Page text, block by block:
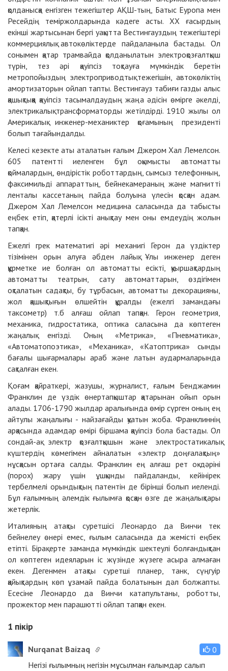
қолданысқа енгізген тежегіштер АҚШ-тың, Батыс Еуропа мен
Ресейдің теміржолдарында кәдеге асты. ХХ ғасырдың
екінші жартысынан бергі уақытта Вестингауздың тежегіштері
коммерциялық автокөліктерде пайдаланыла бастады. Ол
сонымен қатар трамвайда қолданылатын электроқозғалтқыш
түрін, тез әрі қауіпсіз тоқтауға мүмкіндік беретін
метропойыздың электроприводтық тежегішін, автокөліктің
амортизаторын ойлап тапты. Вестингауз табиғи газды алыс
қашықтыққа қауіпсіз тасымалдаудың жаңа әдісін өмірге әкелді,
электрикалық трансформаторды жетілдірді. 1910 жылы ол
Америкалық инженер-механиктер қоғамының президенті
болып тағайындалды.
Келесі кезекте аты аталатын ғалым Джером Хал Лемелсон.
605 патентті иеленген бұл оқымысты автоматты
қоймалардың, өндірістік роботтардың, сымсыз телефонның,
факсимильді аппараттың, бейнекамераның және магнитті
ленталы кассетаның пай­да болуына үлесін қосқан адам.
Джером Хал Лемелсон медицина саласында да табысты
еңбек етіп, қатерлі ісікті анықтау мен оны емдеудің жолын
тапқан.
Ежелгі грек математигі әрі механигі Герон да үздіктер
тізімінен орын алуға әбден лайық. Ұлы инженер деген
құрметке ие болған ол автоматты есікті, қуыршақтардың
автоматты театрын, сату автоматтарын, өздігімен
оқталатын садақты, бу тұрбасын, автоматты декорацияны,
жол қашықтығын өлшейтін құралды (ежелгі замандағы
таксометр) т.б алғаш ойлап тапқан. Герон геометрия,
механика, гидростатика, оптика саласына да көптеген
жаңалық енгізді. Оның «Метрика», «Пневматика»,
«Автомато­поэтика», «Механика», «Катоптрика» сынды
бағалы шығармалары араб және латын аудармаларында
сақталған екен.
Қоғам қайраткері, жазушы, журналист, ғалым Бенджамин
Франклин де үздік өнертапқыштар қатарынан ойып орын
алады. 1706-1790 жылдар аралығында өмір сүрген оның ең
айтулы жаңалығы - найзағайды қуатын жоба. Франклиннің
арқасында адамдар өмірі біршама қауіпсіз бола бастады. Ол
сондай-ақ электр қозғалтқышын және электростатикалық
күштердің көмегімен айналатын «электр доңғалақтың»
нұсқасын ортаға салды. Франклин ең алғаш рет оқ-дәріні
(порох) жару үшін ұшқынды пайдаланды, кейінірек
тербелмелі орындықтың патентін де бірінші болып иеленді.
Бұл ғалымның әлемдік ғылымға қосқан өзге де жаңалықтары
жетерлік.
Италияның атақты суретшісі Леонардо да Винчи тек
бейнелеу өнері емес, ғылым саласында да жемісті еңбек
етіпті. Бірақ ерте заманда мүмкіндік шектеулі болғандықтан
ол көптеген идеяларын іс жүзінде жүзеге асыра алмаған
екен. Дегенмен атақты суретші планер, танк, сүңгуір
қайықтардың көп ұзамай пайда болатынын дәл болжапты.
Есесіне Леонардо да Винчи ка­тапультаны, роботты,
прожектор мен парашютті ойлап тапқан екен.
1 пікір
Nurqanat Baizaq
0
Негізі ғылымның негізін мұсылман ғалымдар салып